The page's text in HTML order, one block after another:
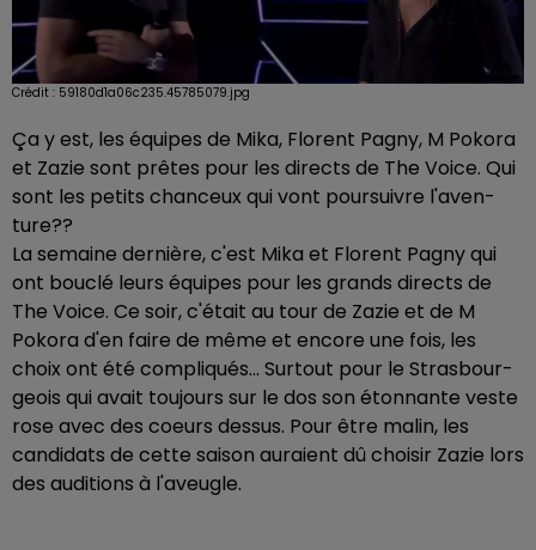
Crédit : 59180d1a06c235.45785079.jpg
Ça y est, les équipes de Mika, Florent Pagny, M Pokora
et Zazie sont prêtes pour les directs de The Voice. Qui
sont les petits chan­ceux qui vont pour­suivre l'aven­
ture??
La semaine dernière, c'est Mika et Florent Pagny qui
ont bouclé leurs équipes pour les grands directs de
The Voice. Ce soir, c'était au tour de Zazie et de M
Pokora d'en faire de même et encore une fois, les
choix ont été compliqués… Surtout pour le Stras­bour­
geois qui avait toujours sur le dos son éton­nante veste
rose avec des coeurs dessus. Pour être malin, les
candi­dats de cette saison auraient dû choi­sir Zazie lors
des audi­tions à l'aveugle.